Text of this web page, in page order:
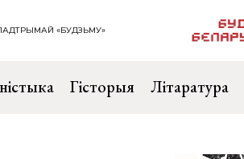
«БУДЗЬМУ»
Гісторыя Літаратура